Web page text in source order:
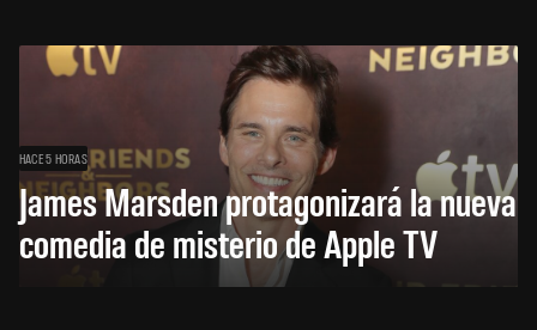
HACE 5 HORAS
James Marsden protagonizará la nueva
comedia de misterio de Apple TV